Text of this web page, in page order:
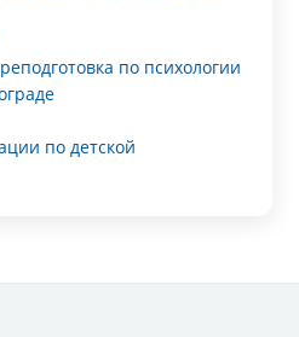
по психологии
по детской